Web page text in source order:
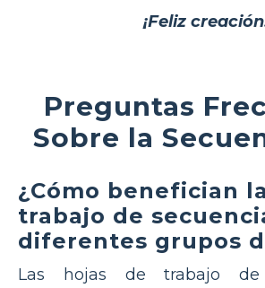
¡Feliz
Preguntas
Sobre la
¿Cómo benefician
trabajo de
diferentes grupos
Las hojas de trabajo de